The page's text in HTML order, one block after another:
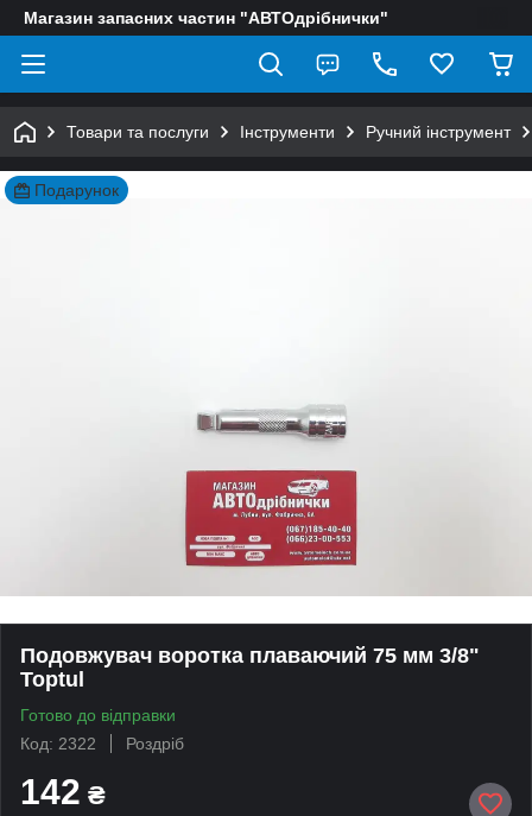
Магазин запасних частин "АВТОдрібнички"
Товари та послуги Інструменти Ручний інструмент
Подарунок
Подовжувач воротка плаваючий 75 мм 3/8"
Toptul
Готово до відправки
Код: 2322
Роздріб
142 ₴